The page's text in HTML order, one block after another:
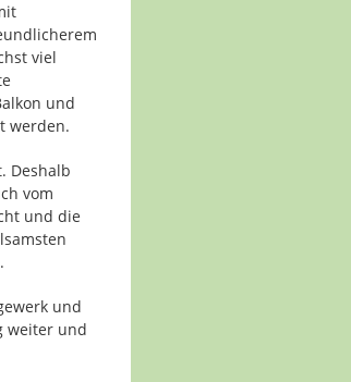
viel
und
werden.
Deshalb
vom
und die
und
weiter und